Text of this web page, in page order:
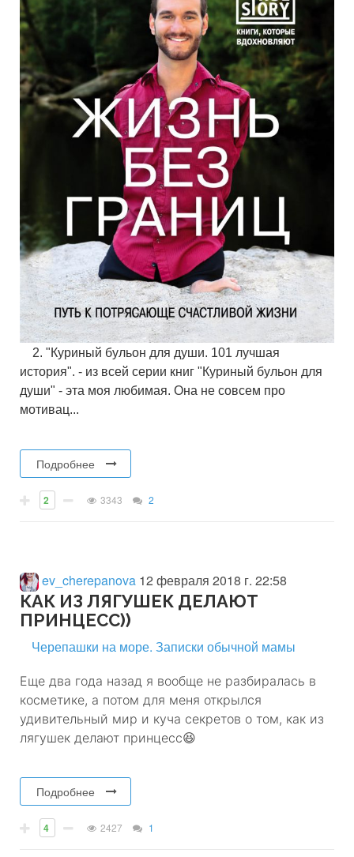
история". - из всей серии книг "Куриный бульон для
души" - эта моя любимая. Она не совсем про
мотивац...
Подробнее
2 3343 2
ev_cherepanova 12 февраля 2018 г. 22:58
КАК ИЗ ЛЯГУШЕК ДЕЛАЮТ
ПРИНЦЕСС))
Черепашки на море. Записки обычной мамы
Еще два года назад я вообще не разбиралась в
косметике, а потом для меня открылся
удивительный мир и куча секретов о том, как из
лягушек делают принцесс😆
Подробнее
4 2427 1